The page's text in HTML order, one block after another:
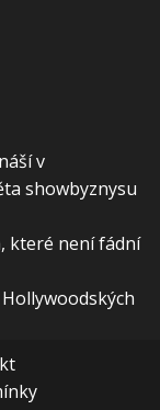
v
showbyznysu
které není fádní